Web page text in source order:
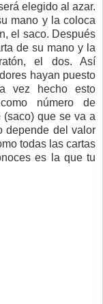
elegido al azar.
mano y la coloca
el saco. Después
de su mano y la
el dos. Así
hayan puesto
vez hecho esto
número de
que se va a
depende del valor
todas las cartas
es la que tu